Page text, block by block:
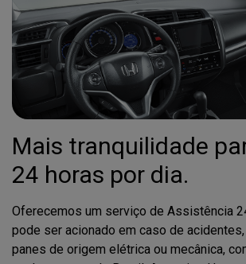
Mais tranquilidade
24 horas por dia.
Oferecemos um serviço de Assistência
pode ser acionado em caso de
panes de origem elétrica ou mecânica,